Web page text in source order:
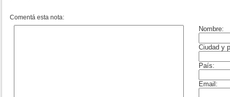
Comentá esta nota: